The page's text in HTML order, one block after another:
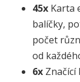
45x Karta
balíčky,
počet
od
6x Značící